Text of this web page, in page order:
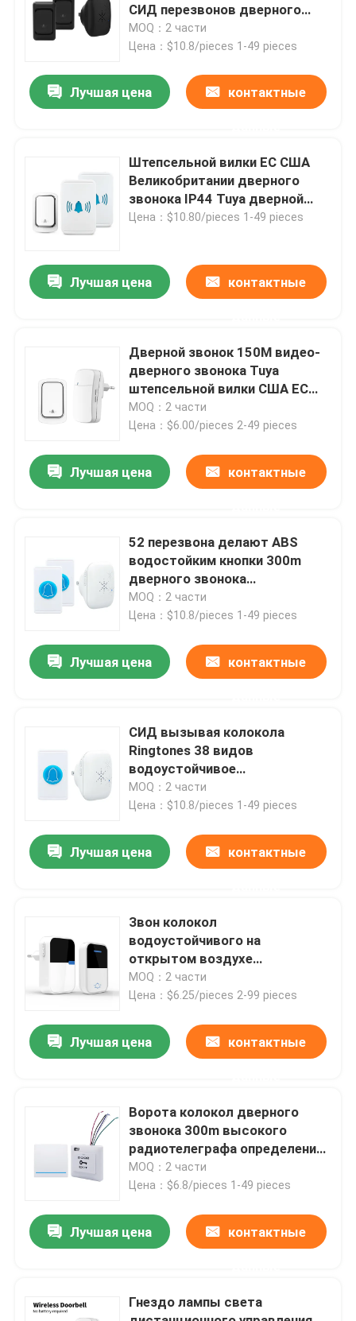
Дом
О нас
Проверка качества
Свяжитесь мы
Спросите цитату
Переключатель Homekit умный
Смарт-переключатель Zigbee
СИД перезвонов дверного
звонка 52 доказательства
погоды водоустойчивый
MOQ：2 части
Цена：$10.8/pieces 1-49 pieces
Лучшая цена контактные
Штепсельной вилки ЕС США
Великобритании дверного
звонока IP44 Tuya дверной
звонок умной водоустойчивый
Цена：$10.80/pieces 1-49 pieces
Лучшая цена контактные
Дверной звонок 150M видео-
дверного звонока Tuya
штепсельной вилки США ЕС
Великобритании само-
приведенный в действие
MOQ：2 части
Цена：$6.00/pieces 2-49 pieces
Лучшая цена контактные
52 перезвона делают ABS
водостойким кнопки 300m
дверного звонока
пластиковые
MOQ：2 части
Цена：$10.8/pieces 1-49 pieces
Лучшая цена контактные
СИД вызывая колокола
Ringtones 38 видов
водоустойчивое
беспроводное
водоустойчивая связанная
звонока
MOQ：2 части
Цена：$10.8/pieces 1-49 pieces
Лучшая цена контактные
Звон колокол
водоустойчивого на
открытом воздухе
беспроводного дверного
звонока современный
MOQ：2 части
Цена：$6.25/pieces 2-99 pieces
Лучшая цена контактные
Ворота колокол дверного
звонока 300m высокого
радиотелеграфа определения
водоустойчивые
водоустойчивые
MOQ：2 части
Цена：$6.8/pieces 1-49 pieces
Лучшая цена контактные
Гнездо лампы света